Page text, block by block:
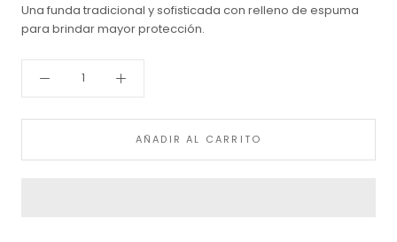
Una funda tradicional y sofisticada con relleno de espuma
para brindar mayor protección.
AÑADIR AL CARRITO